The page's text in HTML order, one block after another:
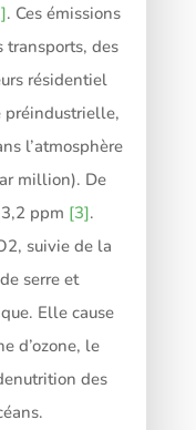
. Ces émissions
transports, des
résidentiel
préindustrielle,
l’atmosphère
million). De
ppm [3].
suivie de la
serre et
Elle cause
d’ozone, le
des